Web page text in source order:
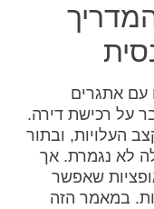
עם אתגרים
על רכישת דירה.
העלויות, ובתור
לא נגמרת. אך
שאפשר
במאמר הזה